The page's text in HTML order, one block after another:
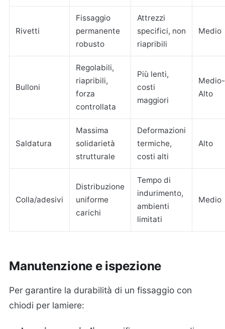
Rivetti
Fissaggio
permanente
robusto
Attrezzi
specifici, non
riapribili
Medio
Bulloni
Regolabili,
riapribili,
forza
controllata
Più lenti,
costi
maggiori
Medio-
Alto
Saldatura
Massima
solidarietà
strutturale
Deformazioni
termiche,
costi alti
Alto
Colla/adesivi
Distribuzione
uniforme
carichi
Tempo di
indurimento,
ambienti
limitati
Medio
Manutenzione e ispezione
Per garantire la durabilità di un fissaggio con
chiodi per lamiere: